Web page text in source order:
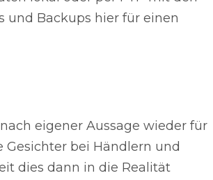
und Backups hier für einen
eigener Aussage wieder für
bei Händlern und
dies dann in die Realität